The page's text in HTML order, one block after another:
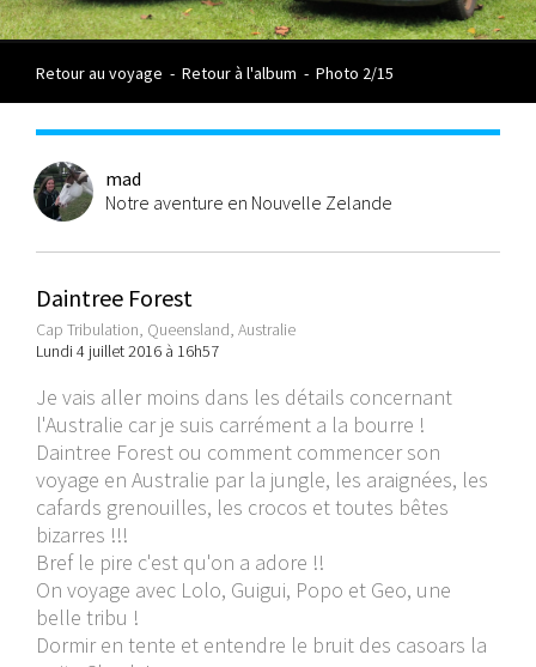
Retour au voyage - Retour à l'album - Photo 2/15
mad
Notre aventure en Nouvelle Zelande
Daintree Forest
Cap Tribulation, Queensland, Australie
Lundi 4 juillet 2016 à 16h57
Je vais aller moins dans les détails concernant
l'Australie car je suis carrément a la bourre !
Daintree Forest ou comment commencer son
voyage en Australie par la jungle, les araignées, les
cafards grenouilles, les crocos et toutes bêtes
bizarres !!!
Bref le pire c'est qu'on a adore !!
On voyage avec Lolo, Guigui, Popo et Geo, une
belle tribu !
Dormir en tente et entendre le bruit des casoars la